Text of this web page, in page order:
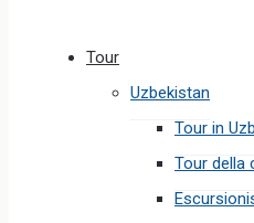
Tour
Uzbekistan
Tour in
Tour della